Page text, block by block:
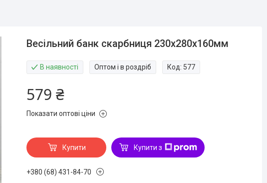
Весільний банк скарбниця 230х280х160мм
В наявності Оптом і в роздріб Код: 577
579 ₴
Показати оптові ціни
Купити Купити з
+380 (68) 431-84-70